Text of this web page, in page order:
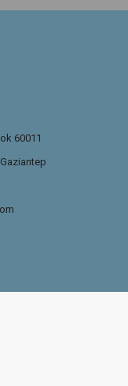
60011